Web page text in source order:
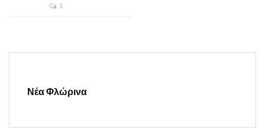
1
Νέα Φλώρινα